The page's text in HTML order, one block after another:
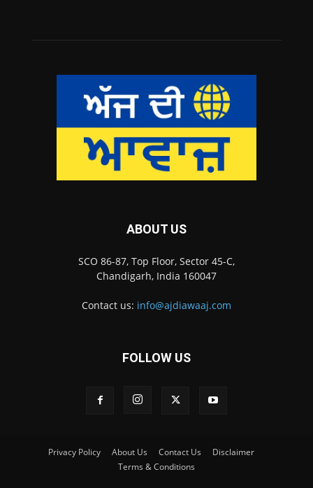
ABOUT US
SCO 86-87, Top Floor, Sector 45-C,
Chandigarh, India 160047
Contact us: info@ajdiawaaj.com
FOLLOW US
Privacy Policy About Us Contact Us
Disclaimer
Terms & Conditions